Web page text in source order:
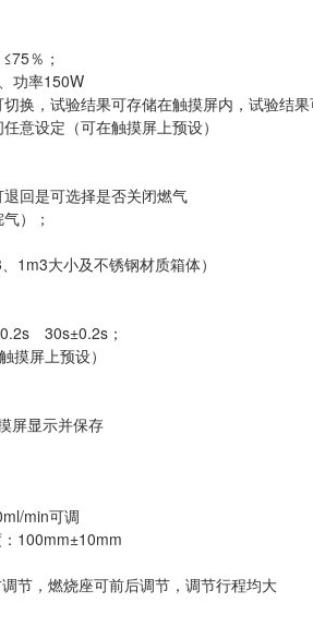
％；
功率150W
换，试验结果可存储在触摸屏内，试验结
意设定（可在触摸屏上预设）
回是可选择是否关闭燃气
）；
1m3大小及不锈钢材质箱体）
30s±0.2s；
屏上预设）
屏显示并保存
min可调
100mm±10mm
节，燃烧座可前后调节，调节行程均大